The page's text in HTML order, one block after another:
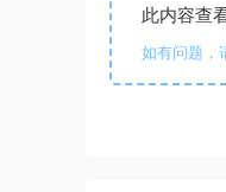
此内容查
如有问题，